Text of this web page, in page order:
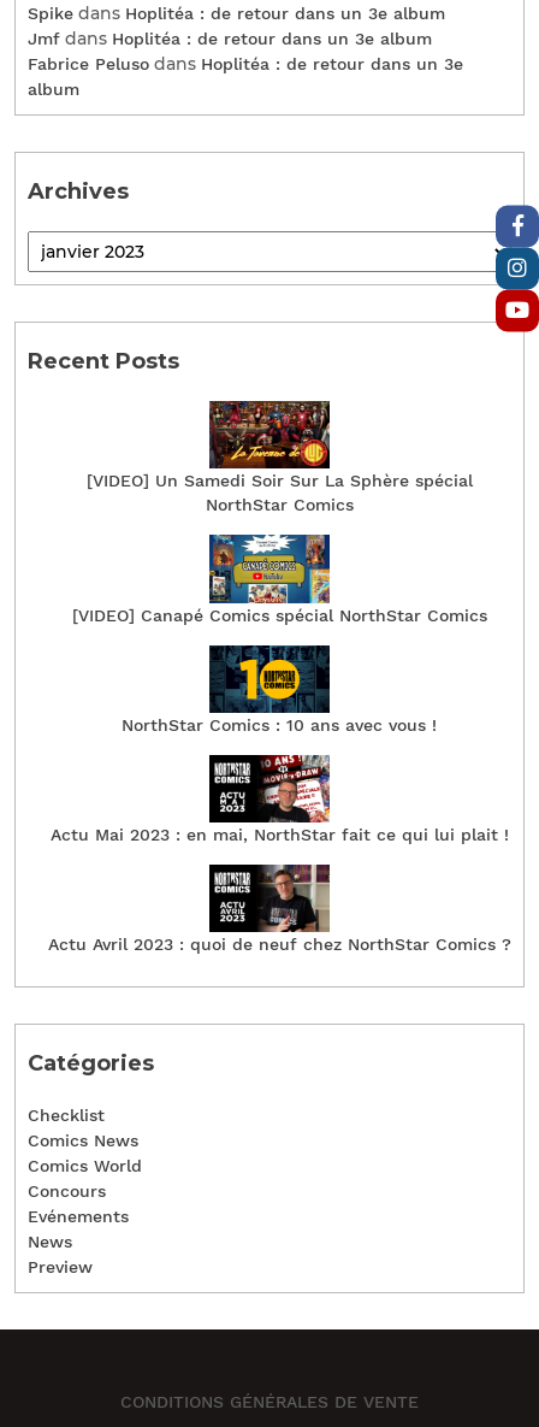
Spike dans Hoplitéa : de retour dans un 3e album
Jmf dans Hoplitéa : de retour dans un 3e album
Fabrice Peluso dans Hoplitéa : de retour dans un 3e
album
Archives
Recent Posts
[VIDEO] Un Samedi Soir Sur La Sphère spécial
NorthStar Comics
[VIDEO] Canapé Comics spécial NorthStar Comics
NorthStar Comics : 10 ans avec vous !
Actu Mai 2023 : en mai, NorthStar fait ce qui lui plait !
Actu Avril 2023 : quoi de neuf chez NorthStar Comics ?
Catégories
Checklist
Comics News
Comics World
Concours
Evénements
News
Preview
CONDITIONS GÉNÉRALES DE VENTE